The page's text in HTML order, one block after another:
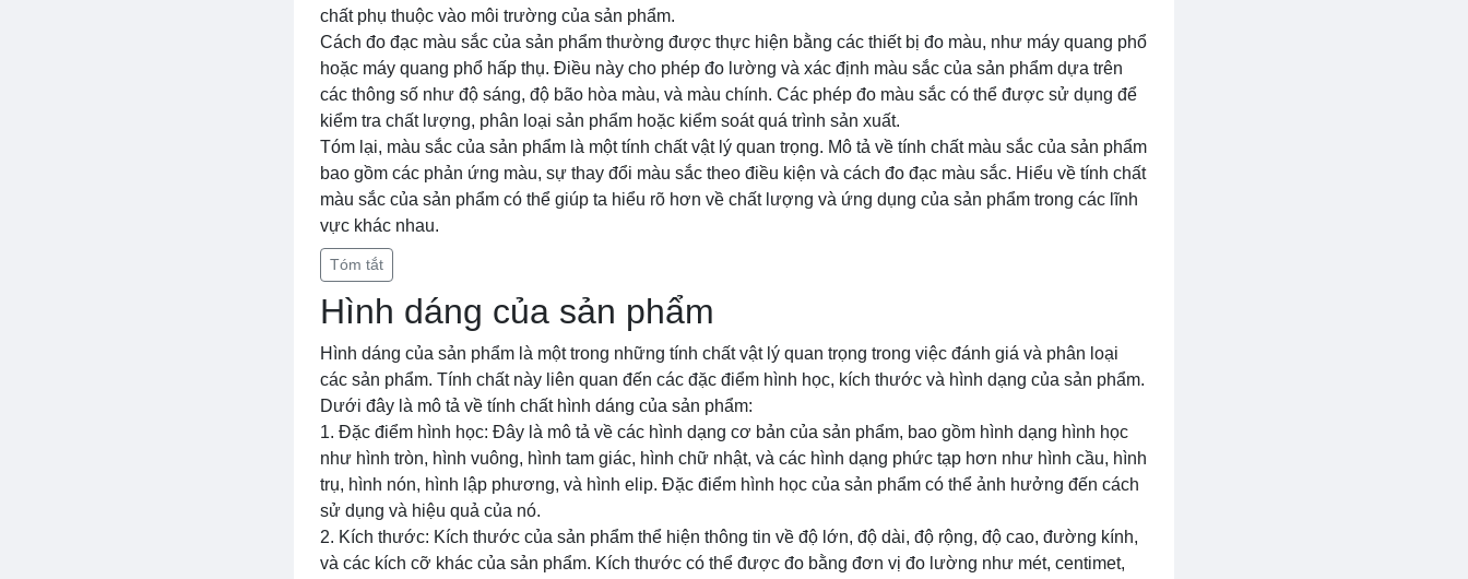
chất phụ thuộc vào môi trường của sản phẩm.
Cách đo đạc màu sắc của sản phẩm thường được thực hiện bằng các thiết bị đo màu, như máy quang phổ
hoặc máy quang phổ hấp thụ. Điều này cho phép đo lường và xác định màu sắc của sản phẩm dựa trên
các thông số như độ sáng, độ bão hòa màu, và màu chính. Các phép đo màu sắc có thể được sử dụng để
kiểm tra chất lượng, phân loại sản phẩm hoặc kiểm soát quá trình sản xuất.
Tóm lại, màu sắc của sản phẩm là một tính chất vật lý quan trọng. Mô tả về tính chất màu sắc của sản phẩm
bao gồm các phản ứng màu, sự thay đổi màu sắc theo điều kiện và cách đo đạc màu sắc. Hiểu về tính chất
màu sắc của sản phẩm có thể giúp ta hiểu rõ hơn về chất lượng và ứng dụng của sản phẩm trong các lĩnh
vực khác nhau.
Tóm tắt
Hình dáng của sản phẩm
Hình dáng của sản phẩm là một trong những tính chất vật lý quan trọng trong việc đánh giá và phân loại
các sản phẩm. Tính chất này liên quan đến các đặc điểm hình học, kích thước và hình dạng của sản phẩm.
Dưới đây là mô tả về tính chất hình dáng của sản phẩm:
1. Đặc điểm hình học: Đây là mô tả về các hình dạng cơ bản của sản phẩm, bao gồm hình dạng hình học
như hình tròn, hình vuông, hình tam giác, hình chữ nhật, và các hình dạng phức tạp hơn như hình cầu, hình
trụ, hình nón, hình lập phương, và hình elip. Đặc điểm hình học của sản phẩm có thể ảnh hưởng đến cách
sử dụng và hiệu quả của nó.
2. Kích thước: Kích thước của sản phẩm thể hiện thông tin về độ lớn, độ dài, độ rộng, độ cao, đường kính,
và các kích cỡ khác của sản phẩm. Kích thước có thể được đo bằng đơn vị đo lường như mét, centimet,